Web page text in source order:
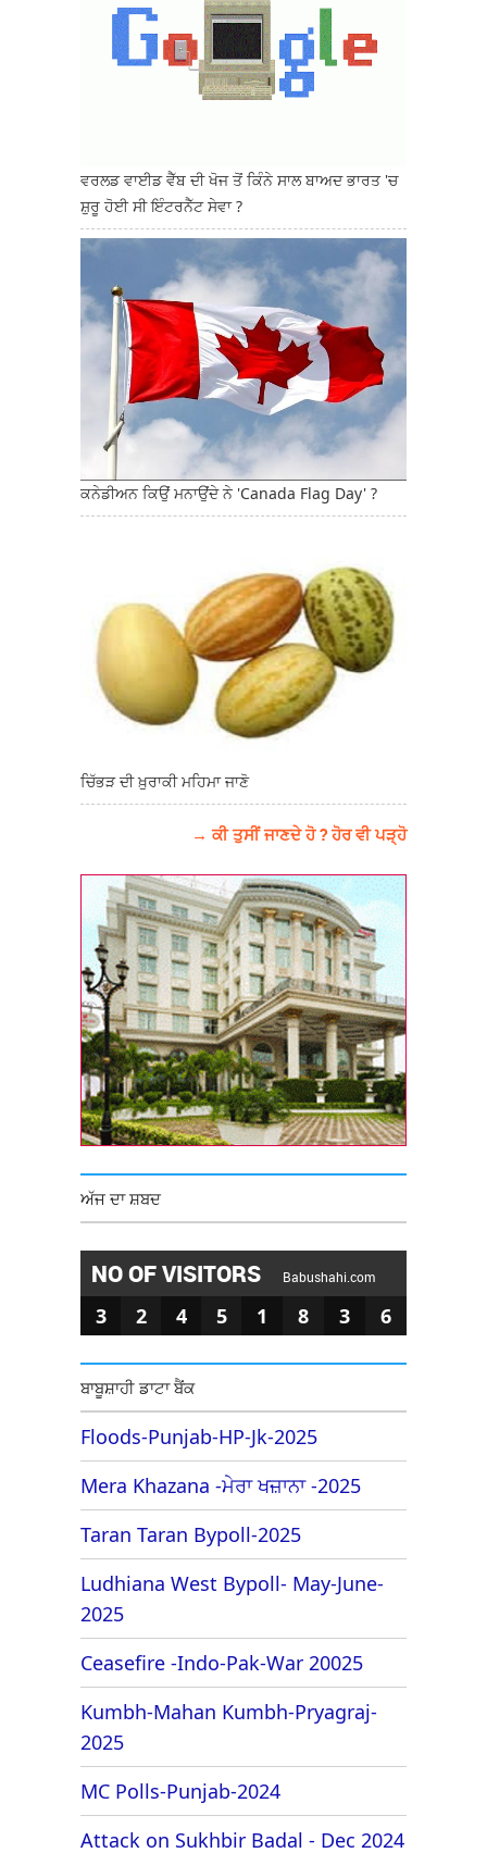
ਵਰਲਡ ਵਾਈਡ ਵੈੱਬ ਦੀ ਖੋਜ ਤੋਂ ਕਿੰਨੇ ਸਾਲ ਬਾਅਦ ਭਾਰਤ 'ਚ
ਸ਼ੁਰੂ ਹੋਈ ਸੀ ਇੰਟਰਨੈੱਟ ਸੇਵਾ ?
ਕਨੇਡੀਅਨ ਕਿਉਂ ਮਨਾਉਂਦੇ ਨੇ 'Canada Flag Day' ?
ਚਿੱਭੜ ਦੀ ਖ਼ੁਰਾਕੀ ਮਹਿਮਾ ਜਾਣੋ
→ ਕੀ ਤੁਸੀਂ ਜਾਣਦੇ ਹੋ ? ਹੋਰ ਵੀ ਪੜ੍ਹੋ
ਅੱਜ ਦਾ ਸ਼ਬਦ
NO OF VISITORS Babushahi.com
3 2 4 5 1 8 3 6
ਬਾਬੂਸ਼ਾਹੀ ਡਾਟਾ ਬੈਂਕ
Floods-Punjab-HP-Jk-2025
Mera Khazana -ਮੇਰਾ ਖਜ਼ਾਨਾ -2025
Taran Taran Bypoll-2025
Ludhiana West Bypoll- May-June-
2025
Ceasefire -Indo-Pak-War 20025
Kumbh-Mahan Kumbh-Pryagraj-
2025
MC Polls-Punjab-2024
Attack on Sukhbir Badal - Dec 2024